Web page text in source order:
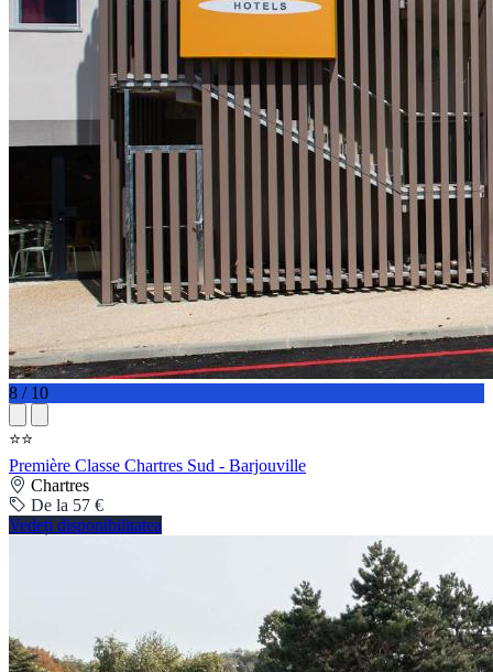
8 / 10
⭐⭐
Première Classe Chartres Sud - Barjouville
Chartres
De la 57 €
Vedeți disponibilitatea